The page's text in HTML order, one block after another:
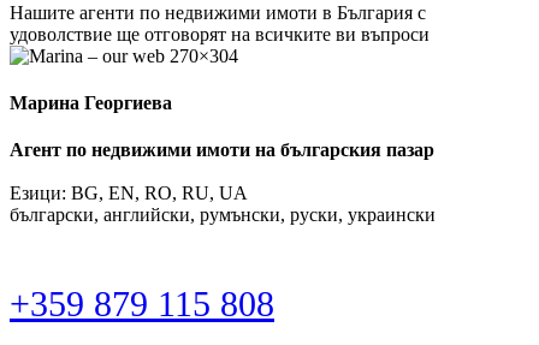
Нашите агенти по недвижими имоти в България с
удоволствие ще отговорят на всичките ви въпроси
Марина Георгиева
Агент по недвижими имоти на българския пазар
Езици: BG, EN, RO, RU, UA
български, английски, румънски, руски, украински
+359 879 115 808